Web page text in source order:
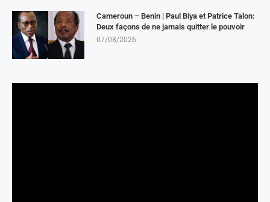
Cameroun – Benin | Paul Biya et Patrice Talon:
Deux façons de ne jamais quitter le pouvoir
07/08/2026